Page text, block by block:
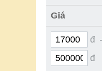
Giá
đ
đ